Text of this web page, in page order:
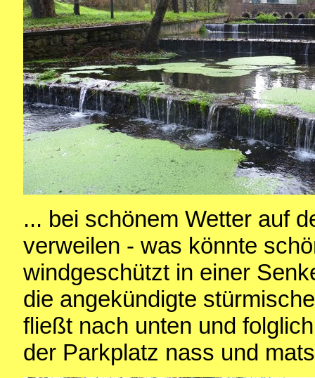
... bei schönem Wetter auf
verweilen - was könnte
windgeschützt in einer
die angekündigte
fließt nach unten und
der Parkplatz nass und